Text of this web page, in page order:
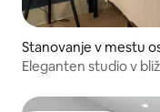
Stanovanje v mestu
Eleganten studio v